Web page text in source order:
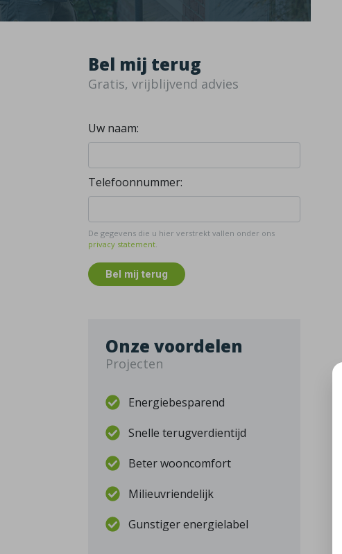
Bel mij terug
Gratis, vrijblijvend advies
Uw naam:
Telefoonnummer:
De gegevens die u hier verstrekt vallen onder ons
privacy statement.
Bel mij terug
Onze voordelen
Projecten
Energiebesparend
Snelle terugverdientijd
Beter wooncomfort
Milieuvriendelijk
Gunstiger energielabel